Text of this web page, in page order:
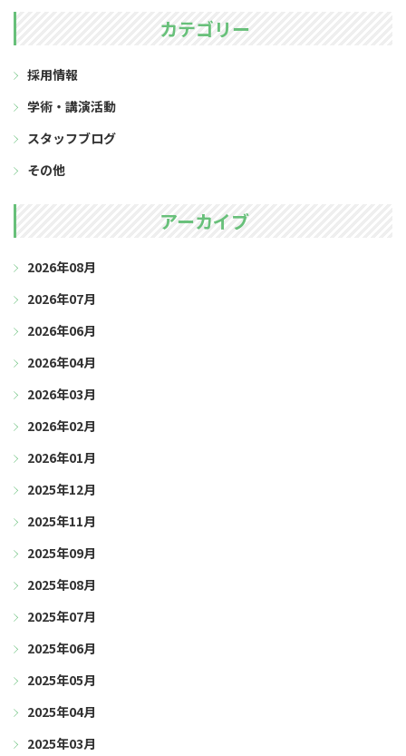
カテゴリー
採用情報
学術・講演活動
スタッフブログ
その他
アーカイブ
2026年08月
2026年07月
2026年06月
2026年04月
2026年03月
2026年02月
2026年01月
2025年12月
2025年11月
2025年09月
2025年08月
2025年07月
2025年06月
2025年05月
2025年04月
2025年03月